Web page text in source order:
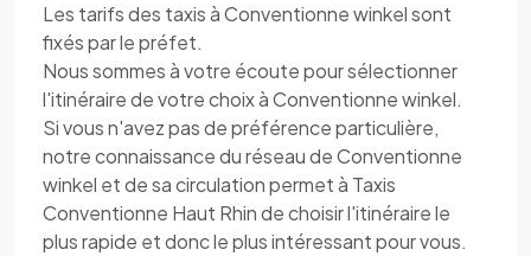
Les tarifs des taxis à Conventionne winkel sont
fixés par le préfet.
Nous sommes à votre écoute pour sélectionner
l'itinéraire de votre choix à Conventionne winkel.
Si vous n'avez pas de préférence particulière,
notre connaissance du réseau de Conventionne
winkel et de sa circulation permet à Taxis
Conventionne Haut Rhin de choisir l'itinéraire le
plus rapide et donc le plus intéressant pour vous.